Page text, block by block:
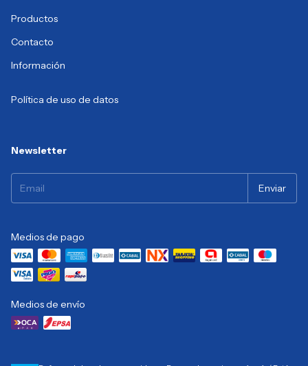
Productos
Contacto
Información
Política de uso de datos
Newsletter
Medios de pago
Medios de envío